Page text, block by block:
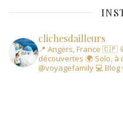
clichesdailleurs
📍 Angers, France 🇨🇵
découvertes 🌍 Solo, à
@voyagefamily 💻 Blog